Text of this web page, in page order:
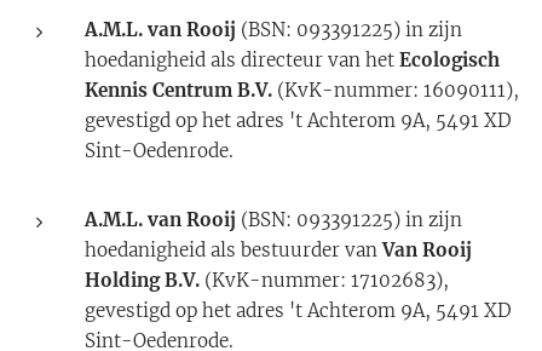
A.M.L. van Rooij (BSN: 093391225) in zijn
hoedanigheid als directeur van het Ecologisch
Kennis Centrum B.V. (KvK-nummer: 16090111),
gevestigd op het adres 't Achterom 9A, 5491 XD
Sint-Oedenrode.
A.M.L. van Rooij (BSN: 093391225) in zijn
hoedanigheid als bestuurder vanVan Rooij
Holding B.V. (KvK-nummer: 17102683),
gevestigd op het adres 't Achterom 9A, 5491 XD
Sint-Oedenrode.